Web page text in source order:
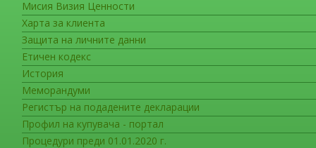
Мисия Визия Ценности
Харта за клиента
Защита на личните данни
Етичен кодекс
История
Меморандуми
Регистър на подадените декларации
Профил на купувача - портал
Процедури преди 01.01.2020 г.
към Европейската агенция по
Предстои разглеждане на тази
хуманна употреба) към ЕМА за